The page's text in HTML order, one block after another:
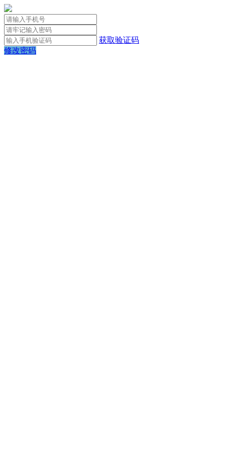
获取验证码
修改密码